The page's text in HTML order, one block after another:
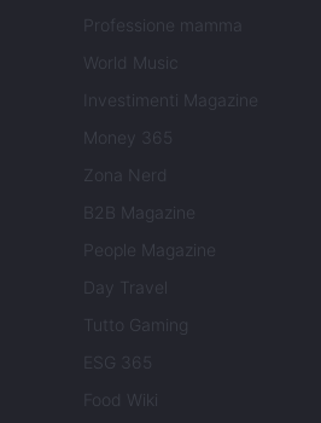
Professione mamma
World Music
Investimenti Magazine
Money 365
Zona Nerd
B2B Magazine
People Magazine
Day Travel
Tutto Gaming
ESG 365
Food Wiki